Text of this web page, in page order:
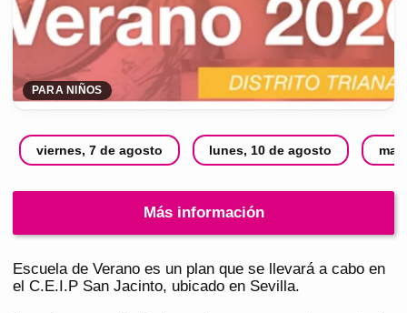
PARA NIÑOS
viernes, 7 de agosto lunes, 10 de agosto
Más información
Escuela de Verano es un plan que se llevará a cabo en
el C.E.I.P San Jacinto, ubicado en Sevilla.